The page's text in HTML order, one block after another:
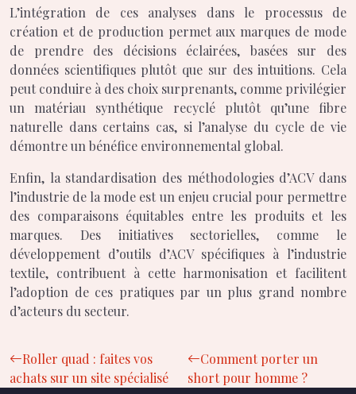
L’intégration de ces analyses dans le processus de
création et de production permet aux marques de mode
de prendre des décisions éclairées, basées sur des
données scientifiques plutôt que sur des intuitions. Cela
peut conduire à des choix surprenants, comme privilégier
un matériau synthétique recyclé plutôt qu’une fibre
naturelle dans certains cas, si l’analyse du cycle de vie
démontre un bénéfice environnemental global.
Enfin, la standardisation des méthodologies d’ACV dans
l’industrie de la mode est un enjeu crucial pour permettre
des comparaisons équitables entre les produits et les
marques. Des initiatives sectorielles, comme le
développement d’outils d’ACV spécifiques à l’industrie
textile, contribuent à cette harmonisation et facilitent
l’adoption de ces pratiques par un plus grand nombre
d’acteurs du secteur.
Roller quad : faites vos
achats sur un site spécialisé
Comment porter un
short pour homme ?